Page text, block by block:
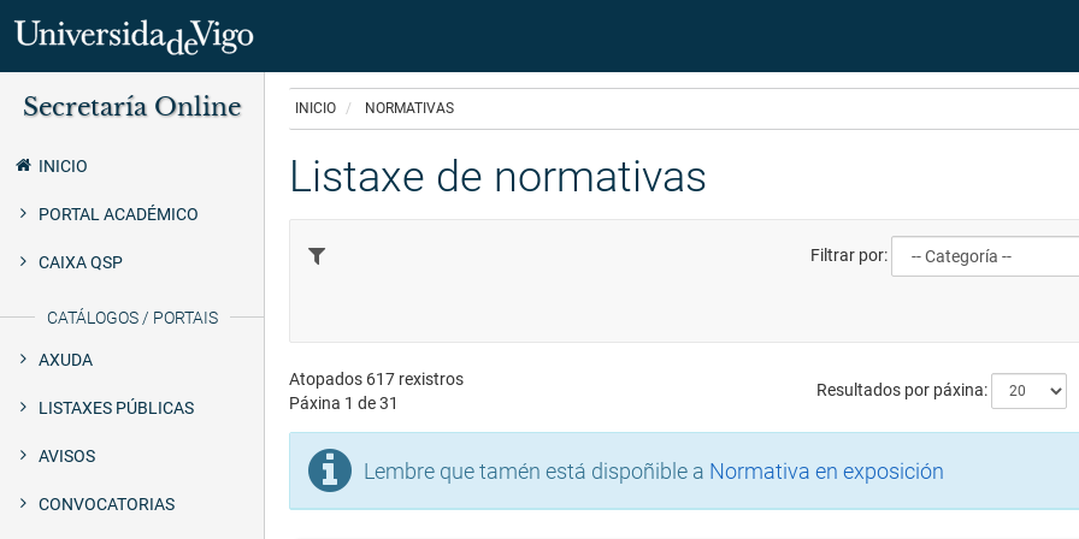
principal
Secretaría Online
INICIO
PORTAL ACADÉMICO
CAIXA QSP
CATÁLOGOS / PORTAIS
AXUDA
LISTAXES PÚBLICAS
AVISOS
CONVOCATORIAS
Secretaría
Uvigo
INICIO NORMATIVAS
Listaxe de normativas
Filtrar por:
Atopados 617 rexistros
Páxina 1 de 31
Resultados por páxina:
Lembre que tamén está dispoñible a Normativa en exposición